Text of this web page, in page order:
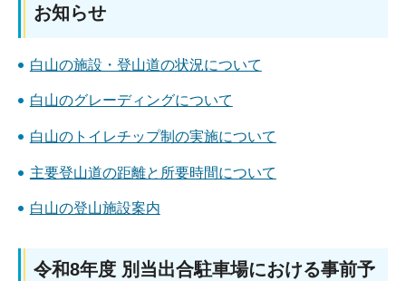
お知らせ
白山の施設・登山道の状況について
白山のグレーディングについて
白山のトイレチップ制の実施について
主要登山道の距離と所要時間について
白山の登山施設案内
令和8年度 別当出合駐車場における事前予